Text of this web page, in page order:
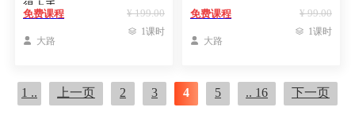
得上手
¥ 199.00
免费课程
 大路
 1课时
¥ 99.00
免费课程
 大路
 1课时
1 .. 上一页 2 3 4 5 .. 16 下一页